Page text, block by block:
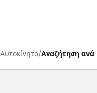
Αυτοκίνητο Αναζήτηση